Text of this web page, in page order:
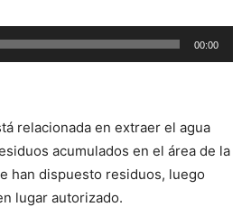
00:00
relacionada en extraer el agua
acumulados en el área de la
han dispuesto residuos, luego
lugar autorizado.